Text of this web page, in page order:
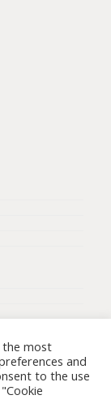
the most
and
to the use